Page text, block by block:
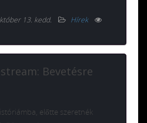
13. kedd.
Hírek
Bevetésre
előtte szeretnék